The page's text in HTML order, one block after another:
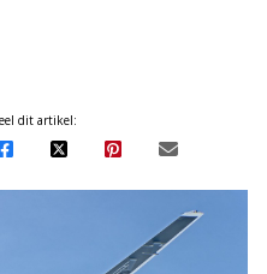
dit artikel: